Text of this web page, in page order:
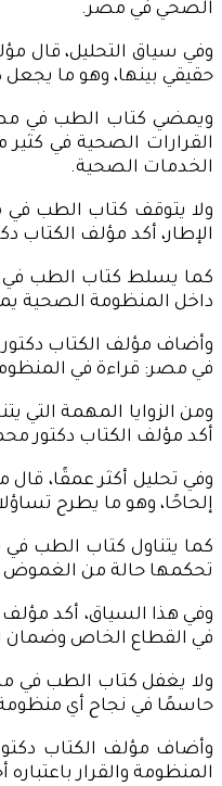
الصحي في مصر.
وفي سياق التحليل، قال
حقيقي بينها، وهو ما
ويمضي كتاب الطب في
القرارات الصحية في
الخدمات الصحية.
ولا يتوقف كتاب الطب في
الإطار، أكد مؤلف الكتاب
كما يسلط كتاب الطب في
داخل المنظومة الصحية
وأضاف مؤلف الكتاب
في مصر: قراءة في
ومن الزوايا المهمة التي
أكد مؤلف الكتاب دكتور
وفي تحليل أكثر عمقًا، قال
إلحاحًا، وهو ما يطرح
كما يتناول كتاب الطب
تحكمها حالة من الغموض
وفي هذا السياق، أكد
في القطاع الخاص وضمان
ولا يغفل كتاب الطب في
حاسمًا في نجاح أي
وأضاف مؤلف الكتاب
المنظومة والقرار